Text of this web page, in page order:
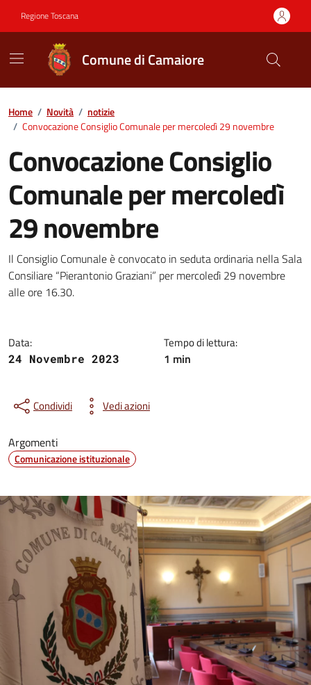
Regione Toscana
Comune di Camaiore
Contenuti in evidenza
Home / Novità / notizie
/ Convocazione Consiglio Comunale per mercoledì 29 novembre
Convocazione Consiglio
Comunale per mercoledì
29 novembre
Dettagli della notizia
Il Consiglio Comunale è convocato in seduta ordinaria nella Sala
Consiliare “Pierantonio Graziani” per mercoledì 29 novembre
alle ore 16.30.
Data:
24 Novembre 2023
Tempo di lettura:
1 min
Condividi Vedi azioni
Argomenti
Comunicazione istituzionale